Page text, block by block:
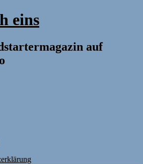
eins
auf